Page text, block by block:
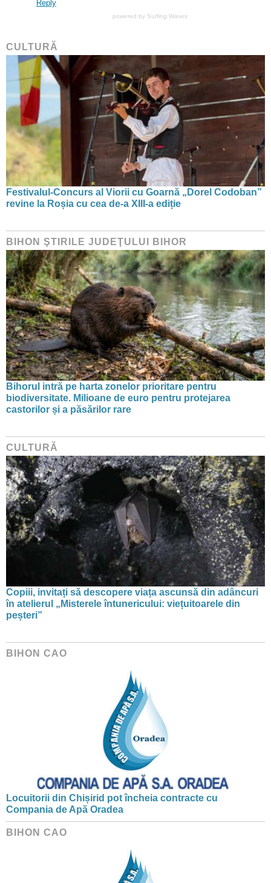
Reply
powered by Surfing Waves
CULTURĂ
Festivalul-Concurs al Viorii cu Goarnă „Dorel Codoban”
revine la Roșia cu cea de-a XIII-a ediție
BIHON ŞTIRILE JUDEŢULUI BIHOR
Bihorul intră pe harta zonelor prioritare pentru
biodiversitate. Milioane de euro pentru protejarea
castorilor și a păsărilor rare
CULTURĂ
Copiii, invitați să descopere viața ascunsă din adâncuri
în atelierul „Misterele întunericului: viețuitoarele din
peșteri”
BIHON CAO
Locuitorii din Chișirid pot încheia contracte cu
Compania de Apă Oradea
BIHON CAO